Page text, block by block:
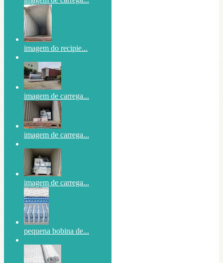
imagem do recipie...
imagem de carrega...
imagem de carrega...
imagem de carrega...
pequena bobina de...